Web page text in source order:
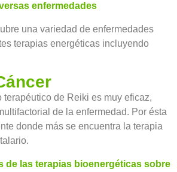
enfermedades
una variedad de enfermedades
terapias energéticas incluyendo
terapéutico de Reiki es muy eficaz,
de la enfermedad. Por ésta
donde más se encuentra la terapia
de las terapias bioenergéticas sobre